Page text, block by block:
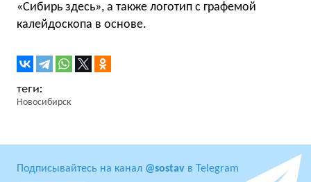
«Сибирь здесь», а также логотип с графемой
калейдоскопа в основе.
Новосибирск
Подписывайтесь на канал @sostav в Telegram